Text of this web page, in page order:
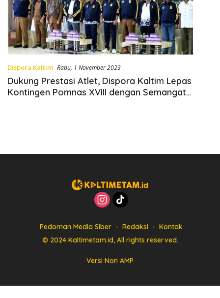
Dispora Kaltim Rabu, 1 November 2023
Dukung Prestasi Atlet, Dispora Kaltim Lepas
Kontingen Pomnas XVIII dengan Semangat
Pedoman Media Siber Redaksi
Kontak
© 2024 Kaltimetam.id, All rights reserved.
Versi Non AMP